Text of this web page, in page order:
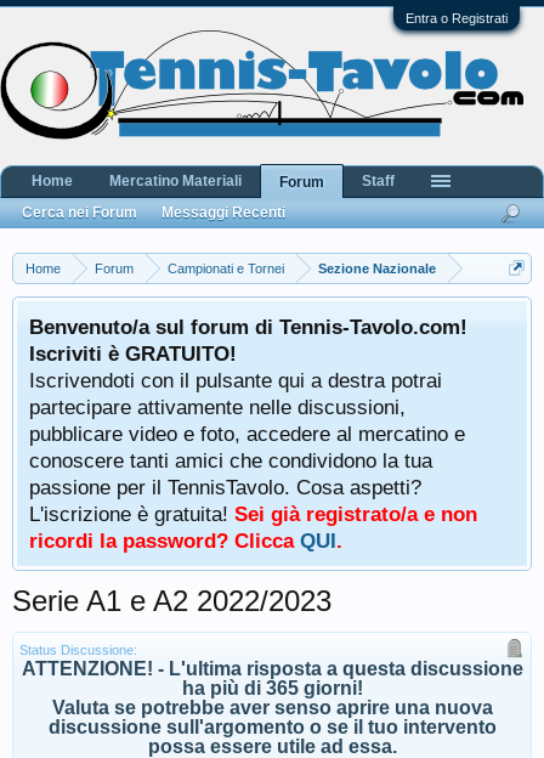
Entra o Registrati
Home Forum Campionati e Tornei Sezione Nazionale
Benvenuto/a sul forum di Tennis-Tavolo.com!
Iscriviti è GRATUITO!
Iscrivendoti con il pulsante qui a destra potrai
partecipare attivamente nelle discussioni,
pubblicare video e foto, accedere al mercatino e
conoscere tanti amici che condividono la tua
passione per il TennisTavolo. Cosa aspetti?
L'iscrizione è gratuita! Sei già registrato/a e non
ricordi la password? Clicca QUI.
Serie A1 e A2 2022/2023
Status Discussione:
ATTENZIONE! - L'ultima risposta a questa discussione
ha più di 365 giorni!
Valuta se potrebbe aver senso aprire una nuova
discussione sull'argomento o se il tuo intervento
possa essere utile ad essa.
Home Mercatino Materiali
Forum
Cerca nei Forum
Messaggi Recenti
Staff